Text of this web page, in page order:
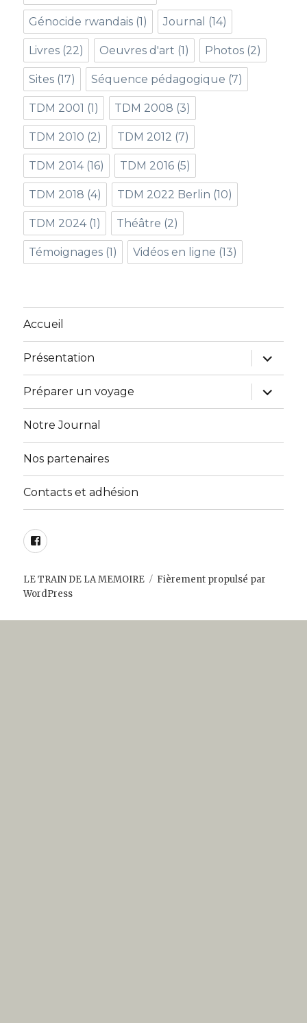
Génocide rwandais (1) Journal (14)
Livres (22) Oeuvres d'art (1) Photos (2)
Sites (17) Séquence pédagogique (7)
TDM 2001 (1) TDM 2008 (3)
TDM 2010 (2) TDM 2012 (7)
TDM 2014(16) TDM 2016 (5)
TDM 2018 (4) TDM 2022 Berlin (10)
TDM 2024(1) Théâtre (2)
Témoignages (1) Vidéos en ligne (13)
Accueil
Présentation
ouvrir
le
sous-
menu
Préparer un voyage
ouvrir
le
sous-
Notre Journal
Nos partenaires
Contacts et adhésion
Facebook
LE TRAIN DE LA MEMOIRE
Fièrement propulsé par
WordPress